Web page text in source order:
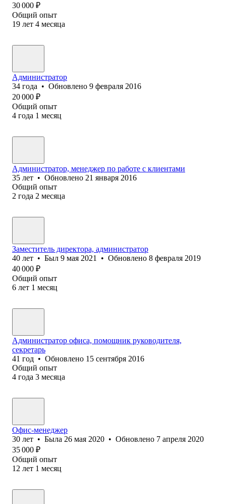
30 000 ₽
Общий опыт
19 лет 4 месяца
Администратор
34 года • Обновлено 9 февраля 2016
20 000 ₽
Общий опыт
4 года 1 месяц
Администратор, менеджер по работе с клиентами
35 лет • Обновлено 21 января 2016
Общий опыт
2 года 2 месяца
Заместитель директора, администратор
40 лет • Был 9 мая 2021 • Обновлено 8 февраля 2019
40 000 ₽
Общий опыт
6 лет 1 месяц
Администратор офиса, помощник руководителя,
секретарь
41 год • Обновлено 15 сентября 2016
Общий опыт
4 года 3 месяца
Офис-менеджер
30 лет • Была 26 мая 2020 • Обновлено 7 апреля 2020
35 000 ₽
Общий опыт
12 лет 1 месяц